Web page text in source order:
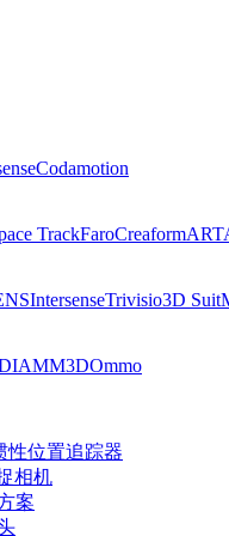
Codamotion
TrackFaroCreaformART
IntersenseTrivisio3D Suit
AMM3DOmmo
性位置追踪器
相机
案